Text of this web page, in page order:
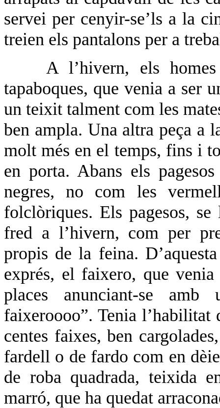
servei per cenyir-se’ls a la
treien els pantalons per a
A l’hivern, els
tapaboques, que venia a ser
un teixit talment com les
ben ampla. Una altra peça a
molt més en el temps, fins i
en porta. Abans els
negres, no com les
folclòriques. Els pagesos,
fred a l’hivern, com per
propis de la feina.
exprés, el faixero, que
places anunciant-se
faixeroooo”. Tenia l’habilitat
centes faixes, ben
fardell o de fardo com en
de roba quadrada, teixida
marró, que ha quedat